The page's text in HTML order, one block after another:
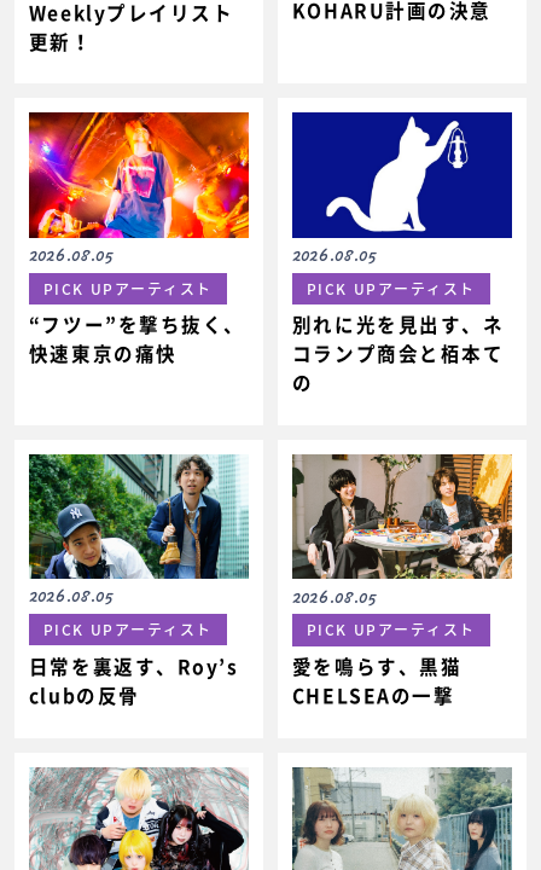
Weeklyプレイリスト
更新！
KOHARU計画の決意
2026.08.05
PICK UPアーティスト
“フツー”を撃ち抜く、
快速東京の痛快
2026.08.05
PICK UPアーティスト
別れに光を見出す、ネ
コランプ商会と栢本て
の
2026.08.05
PICK UPアーティスト
日常を裏返す、Roy’s
clubの反骨
2026.08.05
PICK UPアーティスト
愛を鳴らす、黒猫
CHELSEAの一撃